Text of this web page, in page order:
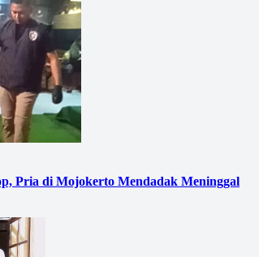
Pria di Mojokerto Mendadak Meninggal